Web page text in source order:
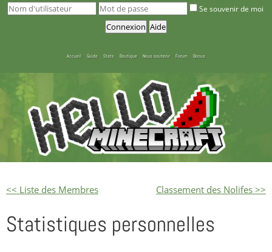
Se souvenir de moi
Accueil Guide Stats Boutique Nous soutenir Forum Bonus
<< Liste des Membres Classement des Nolifes >>
Statistiques personnelles